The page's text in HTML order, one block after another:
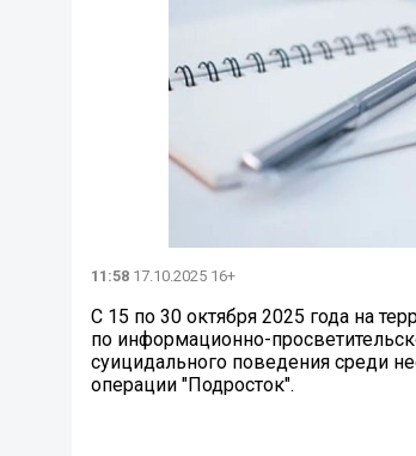
11:58 17.10.2025 16+
С 15 по 30 октября 2025 года на
по информационно-
суицидального поведения среди
операции "Подросток".